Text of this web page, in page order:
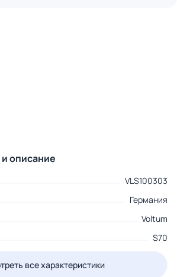
описание
VLS100303
Германия
Voltum
S70
все характеристики